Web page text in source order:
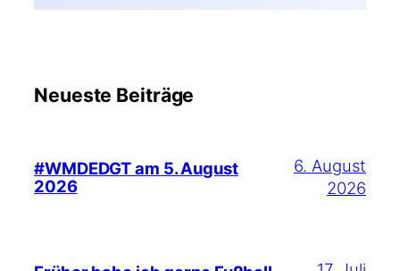
Neueste Beiträge
#WMDEDGT am 5. August
2026
6. August
2026